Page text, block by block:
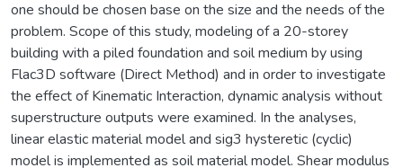
one should be chosen base on the size and the needs of the
problem. Scope of this study, modeling of a 20-storey
building with a piled foundation and soil medium by using
Flac3D software (Direct Method) and in order to investigate
the effect of Kinematic Interaction, dynamic analysis without
superstructure outputs were examined. In the analyses,
linear elastic material model and sig3 hysteretic (cyclic)
model is implemented as soil material model. Shear modulus